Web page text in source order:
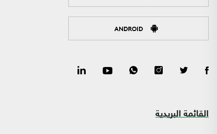
ANDROID
القائمة البريدية